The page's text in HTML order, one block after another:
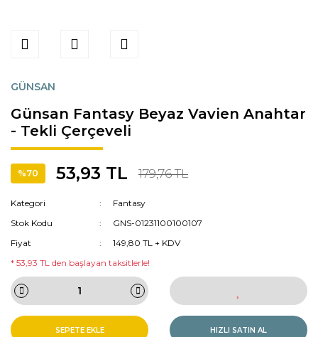
GÜNSAN
Günsan Fantasy Beyaz Vavien Anahtar
- Tekli Çerçeveli
%70 53,93 TL 179,76 TL
Kategori
Fantasy
Stok Kodu
GNS-01231100100107
Fiyat
149,80 TL + KDV
* 53,93 TL den başlayan taksitlerle!
SEPETE EKLE HIZLI SATIN AL